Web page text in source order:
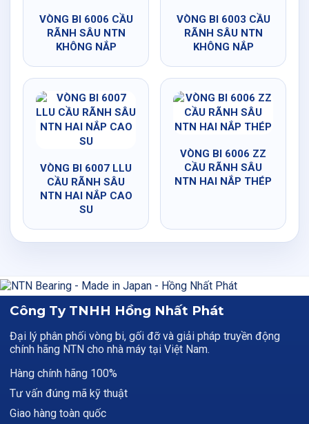
VÒNG BI 6006 CẦU
RÃNH SÂU NTN
KHÔNG NẮP
VÒNG BI 6003 CẦU
RÃNH SÂU NTN
KHÔNG NẮP
VÒNG BI 6007 LLU
CẦU RÃNH SÂU
NTN HAI NẮP CAO
SU
VÒNG BI 6006 ZZ
CẦU RÃNH SÂU
NTN HAI NẮP THÉP
Công Ty TNHH Hồng Nhất Phát
Đại lý phân phối vòng bi, gối đỡ và giải pháp truyền động
chính hãng NTN cho nhà máy tại Việt Nam.
Hàng chính hãng 100%
Tư vấn đúng mã kỹ thuật
Giao hàng toàn quốc